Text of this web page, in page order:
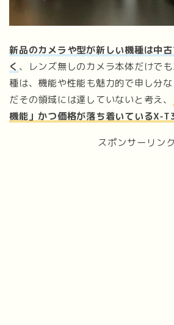
新品のカメラや型が新しい機種は中
く 、レンズ無しのカメラ本体だけで
種は、機能や性能も魅力的で申し分
だその領域には達していないと考え、
機能」かつ価格が落ち着いているX-
スポンサーリンク